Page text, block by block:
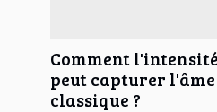
Comment
peut capturer
classique ?